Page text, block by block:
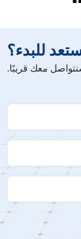
للبدء؟
معك قريبًا.